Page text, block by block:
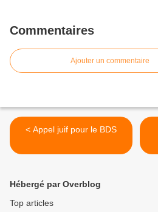
Commentaires
Ajouter un commentaire
< Appel juif pour le BDS
Hébergé par Overblog
Top articles